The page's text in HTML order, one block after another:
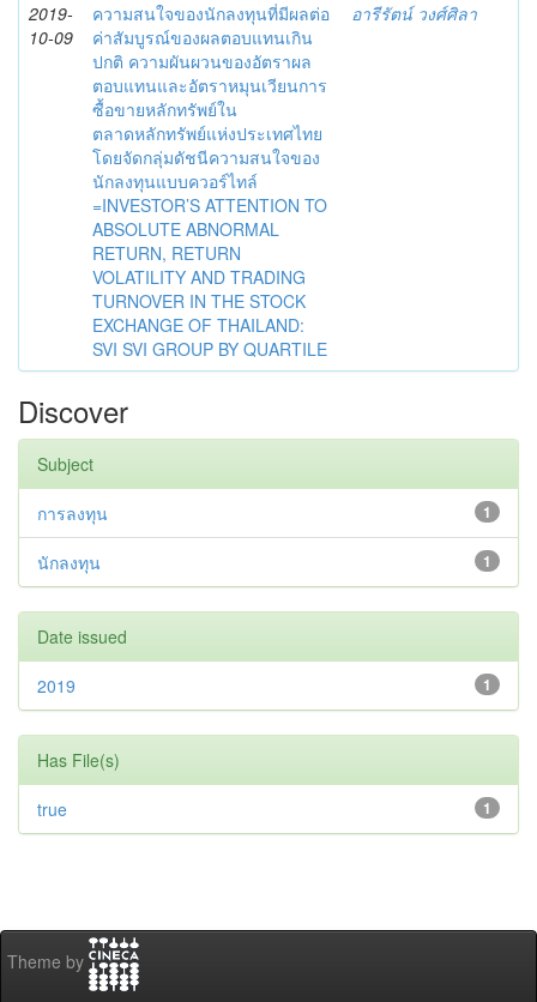
2019-
10-09
ความสนใจของนักลงทุนที่มีผลต่อ
ค่าสัมบูรณ์ของผลตอบแทนเกิน
ปกติ ความผันผวนของอัตราผล
ตอบแทนและอัตราหมุนเวียนการ
ซื้อขายหลักทรัพย์ใน
ตลาดหลักทรัพย์แห่งประเทศไทย
โดยจัดกลุ่มดัชนีความสนใจของ
นักลงทุนแบบควอร์ไทล์
=INVESTOR’S ATTENTION TO
ABSOLUTE ABNORMAL
RETURN, RETURN
VOLATILITY AND TRADING
TURNOVER IN THE STOCK
EXCHANGE OF THAILAND:
SVI SVI GROUP BY QUARTILE
อารีรัตน์ วงศ์ศิลา
Discover
Subject
1
การลงทุน
1
นักลงทุน
Date issued
1
2019
Has File(s)
1
true
Theme by